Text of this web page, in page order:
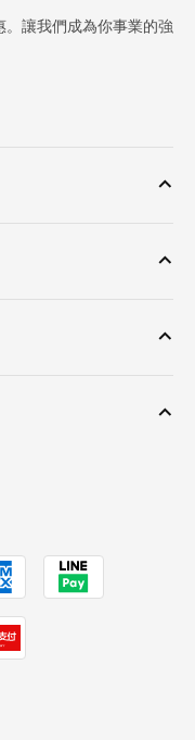
讓我們成為你事業的強